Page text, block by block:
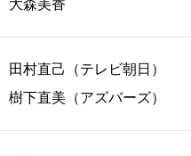
大森美香
田村直己（テレビ朝日）
樹下直美（アズバーズ）